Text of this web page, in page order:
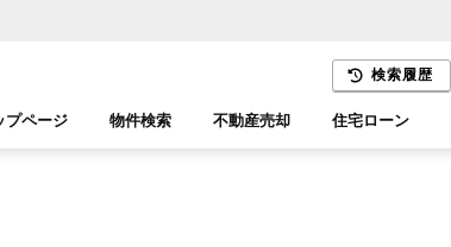
検索履歴
プページ 物件検索 不動産売却 住宅ローン